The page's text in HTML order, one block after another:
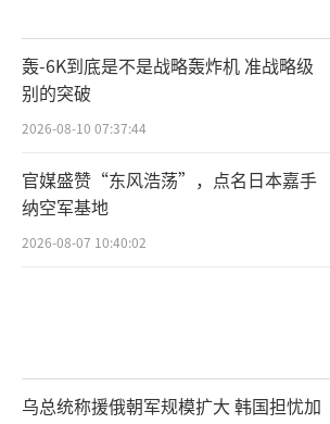
轰-6K到底是不是战略轰炸机 准战略级
别的突破
2026-08-10 07:37:44
官媒盛赞“东风浩荡”，点名日本嘉手
纳空军基地
2026-08-07 10:40:02
乌总统称援俄朝军规模扩大 韩国担忧加